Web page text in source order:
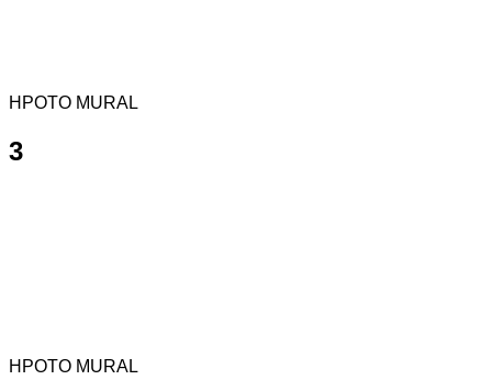
HPOTO MURAL
3
HPOTO MURAL